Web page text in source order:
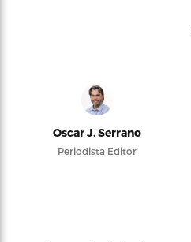
Oscar J. Serrano
Periodista Editor